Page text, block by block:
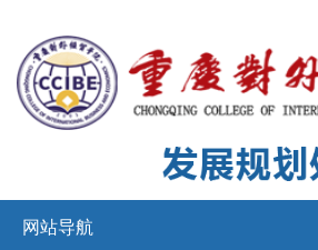
网站导航